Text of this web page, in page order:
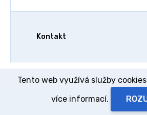
Kontakt
Tento web využívá služby
více informací.